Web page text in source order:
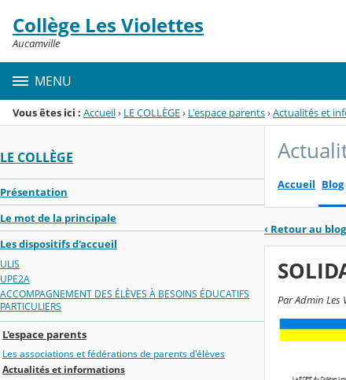
Menu de la rubrique
Contenu
Collège Les Violettes
Aucamville
MENU
Vous êtes ici : Accueil› LE COLLÈGE› L'espace parents›Actualités et
LE COLLÈGE
Présentation
Le mot de la principale
Les dispositifs d'accueil
ULIS
UPE2A
ACCOMPAGNEMENT DES ÉLÈVES À BESOINS ÉDUCATIFS
PARTICULIERS
L'espace parents
Les associations et fédérations de parents d'élèves
Actualités et informations
Accueil Blog
‹ Retour au blog
Par Admin Les